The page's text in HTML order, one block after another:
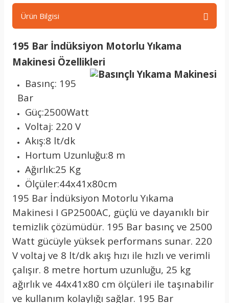
Ürün Bilgisi
195 Bar İndüksiyon Motorlu Yıkama
Makinesi Özellikleri
Basınç: 195
Bar
Güç:2500Watt
Voltaj: 220 V
Akış:8 lt/dk
Hortum Uzunluğu:8 m
Ağırlık:25 Kg
Ölçüler:44x41x80cm
195 Bar İndüksiyon Motorlu Yıkama
Makinesi I GP2500AC, güçlü ve dayanıklı bir
temizlik çözümüdür. 195 Bar basınç ve 2500
Watt gücüyle yüksek performans sunar. 220
V voltaj ve 8 lt/dk akış hızı ile hızlı ve verimli
çalışır. 8 metre hortum uzunluğu, 25 kg
ağırlık ve 44x41x80 cm ölçüleri ile taşınabilir
ve kullanım kolaylığı sağlar. 195 Bar